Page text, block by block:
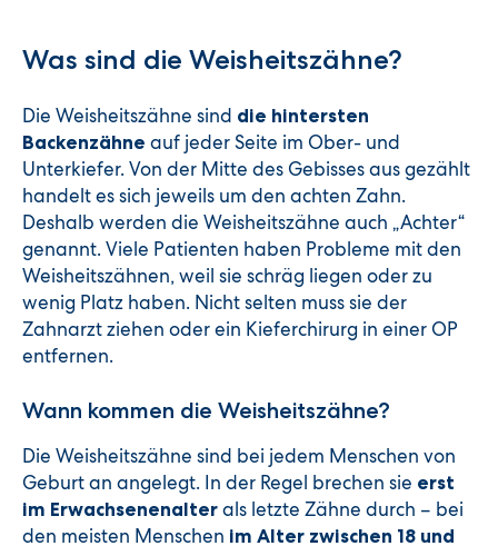
Was sind die Weisheitszähne?
Die Weisheitszähne sind die hintersten
Backenzähne auf jeder Seite im Ober- und
Unterkiefer. Von der Mitte des Gebisses aus gezählt
handelt es sich jeweils um den achten Zahn.
Deshalb werden die Weisheitszähne auch „Achter“
genannt. Viele Patienten haben Probleme mit den
Weisheitszähnen, weil sie schräg liegen oder zu
wenig Platz haben. Nicht selten muss sie der
Zahnarzt ziehen oder ein Kieferchirurg in einer OP
entfernen.
Wann kommen die Weisheitszähne?
Die Weisheitszähne sind bei jedem Menschen von
Geburt an angelegt. In der Regel brechen sie erst
im Erwachsenenalter als letzte Zähne durch – bei
den meisten Menschen im Alter zwischen 18 und